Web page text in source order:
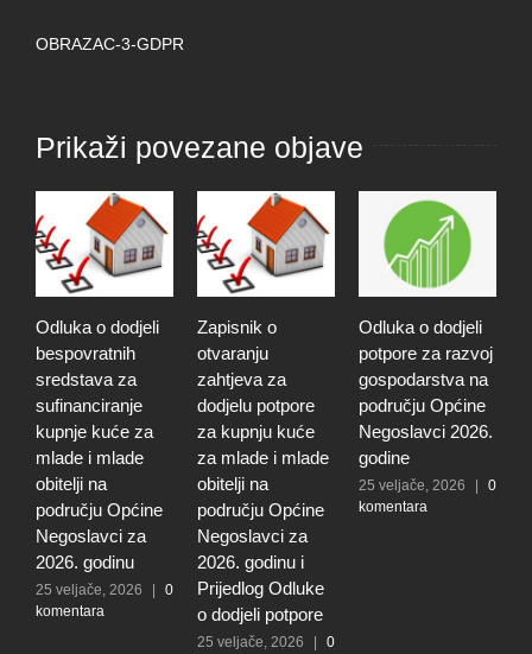
OBRAZAC-3-GDPR
Prikaži povezane objave
Odluka o dodjeli
bespovratnih
sredstava za
sufinanciranje
kupnje kuće za
mlade i mlade
obitelji na
području Općine
Negoslavci za
2026. godinu
25 veljače, 2026
0
komentara
Zapisnik o
otvaranju
zahtjeva za
dodjelu potpore
za kupnju kuće
za mlade i mlade
obitelji na
području Općine
Negoslavci za
2026. godinu i
Prijedlog Odluke
o dodjeli potpore
25 veljače, 2026
0
Odluka o dodjeli
potpore za razvoj
gospodarstva na
području Općine
Negoslavci 2026.
godine
25 veljače, 2026
0
komentara